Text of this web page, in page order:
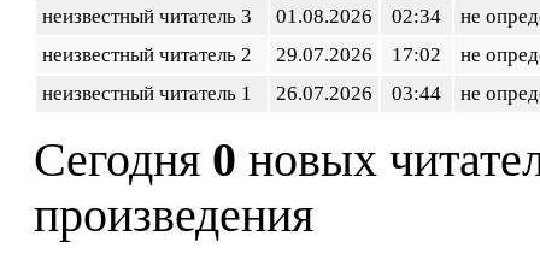
неизвестный читатель 3
01.08.2026 02:34
не
неизвестный читатель 2
29.07.2026 17:02
не
неизвестный читатель 1
26.07.2026 03:44 не
Сегодня 0 новых
произведения